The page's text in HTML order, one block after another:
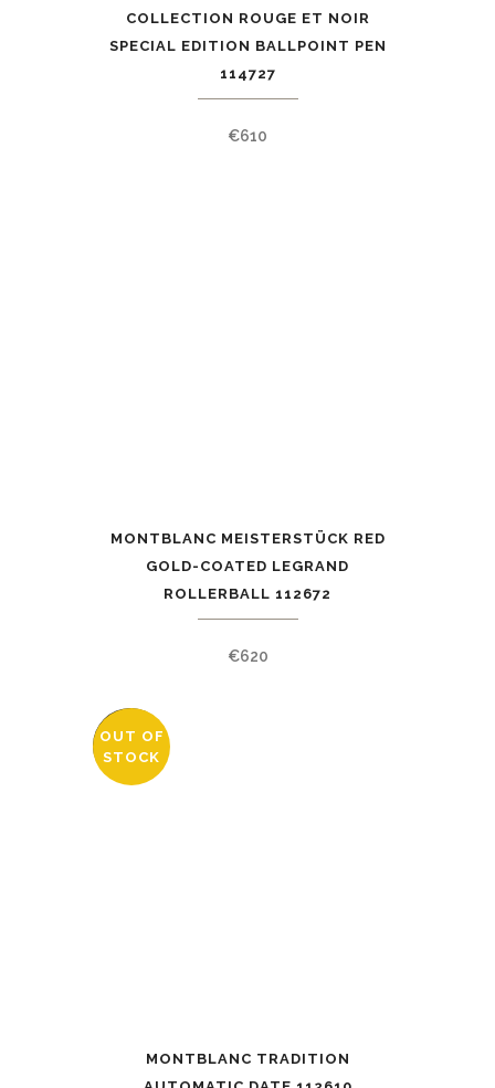
COLLECTION ROUGE ET NOIR
SPECIAL EDITION BALLPOINT PEN
114727
€610
MONTBLANC MEISTERSTÜCK RED
GOLD-COATED LEGRAND
ROLLERBALL 112672
€620
SALE
OUT OF
STOCK
MONTBLANC TRADITION